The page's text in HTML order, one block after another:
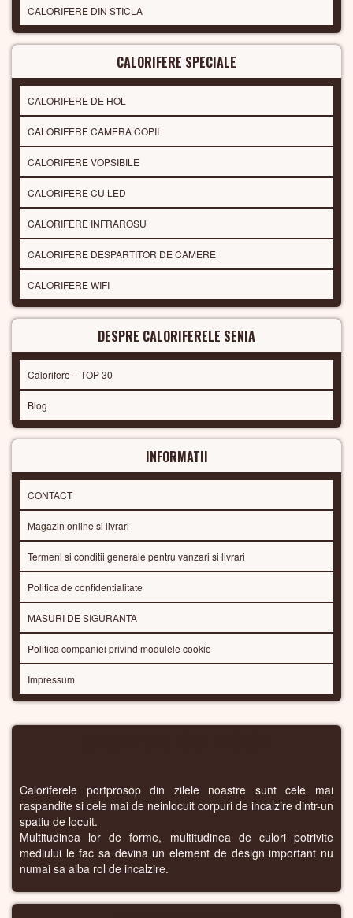
CALORIFERE DIN STICLA
CALORIFERE SPECIALE
CALORIFERE DE HOL
CALORIFERE CAMERA COPII
CALORIFERE VOPSIBILE
CALORIFERE CU LED
CALORIFERE INFRAROSU
CALORIFERE DESPARTITOR DE CAMERE
CALORIFERE WIFI
DESPRE CALORIFERELE SENIA
Calorifere – TOP 30
Blog
INFORMATII
CONTACT
Magazin online si livrari
Termeni si conditii generale pentru vanzari si livrari
Politica de confidentialitate
MASURI DE SIGURANTA
Politica companiei privind modulele cookie
Impressum
Caloriferele portprosop din zilele noastre sunt cele mai
raspandite si cele mai de neinlocuit corpuri de incalzire dintr-un
spatiu de locuit.
Multitudinea lor de forme, multitudinea de culori potrivite
mediului le fac sa devina un element de design important nu
numai sa aiba rol de incalzire.